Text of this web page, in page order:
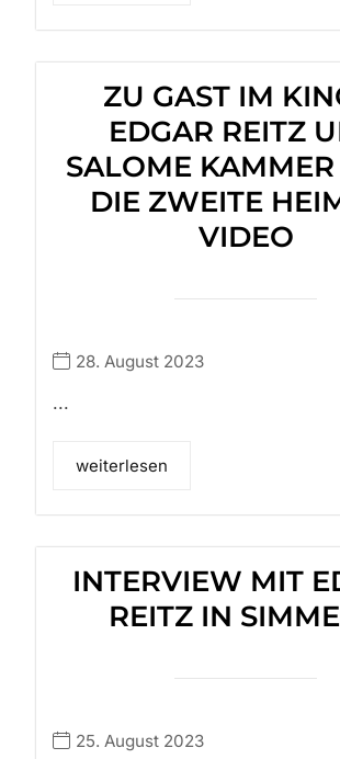
ZU GAST IM
EDGAR REITZ
SALOME
DIE ZWEITE
VIDEO
28. August 2023
...
weiterlesen
INTERVIEW MIT
REITZ IN
25. August 2023